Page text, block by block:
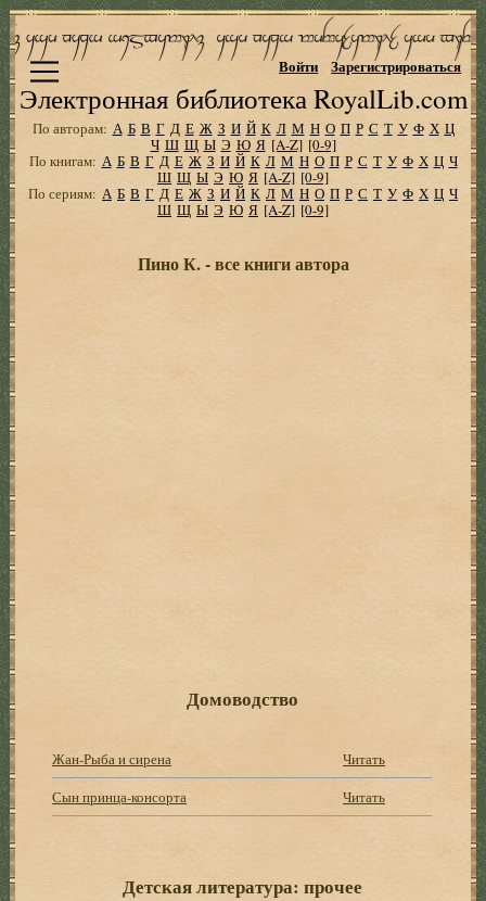
Электронная библиотека RoyalLib.com
Войти Зарегистрироваться
По авторам: А Б В Г Д Е Ж З И Й К Л М Н О П Р С Т У Ф Х Ц
Ч Ш Щ Ы Э Ю Я [A-Z] [0-9]
По книгам: А Б В Г Д Е Ж З И Й К Л М Н О П Р С Т У Ф Х Ц Ч
Ш Щ Ы Э Ю Я [A-Z] [0-9]
По сериям: А Б В Г Д Е Ж З И Й К Л М Н О П Р С Т У Ф Х Ц Ч
Ш Щ Ы Э Ю Я [A-Z] [0-9]
Пино К. - все книги автора
Домоводство
Жан-Рыба и сирена
Читать
Сын принца-консорта
Читать
Детская литература: прочее